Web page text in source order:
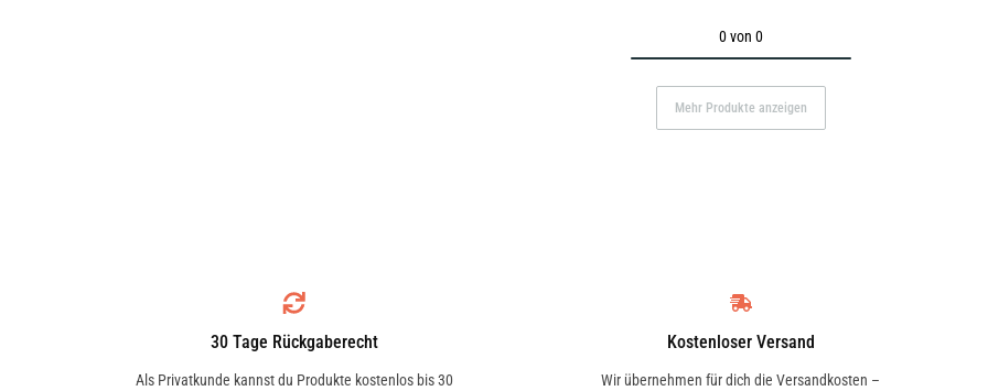
0 von 0
Mehr Produkte anzeigen
30 Tage Rückgaberecht
Als Privatkunde kannst du Produkte kostenlos bis 30
Kostenloser Versand
Wir übernehmen für dich die Versandkosten –